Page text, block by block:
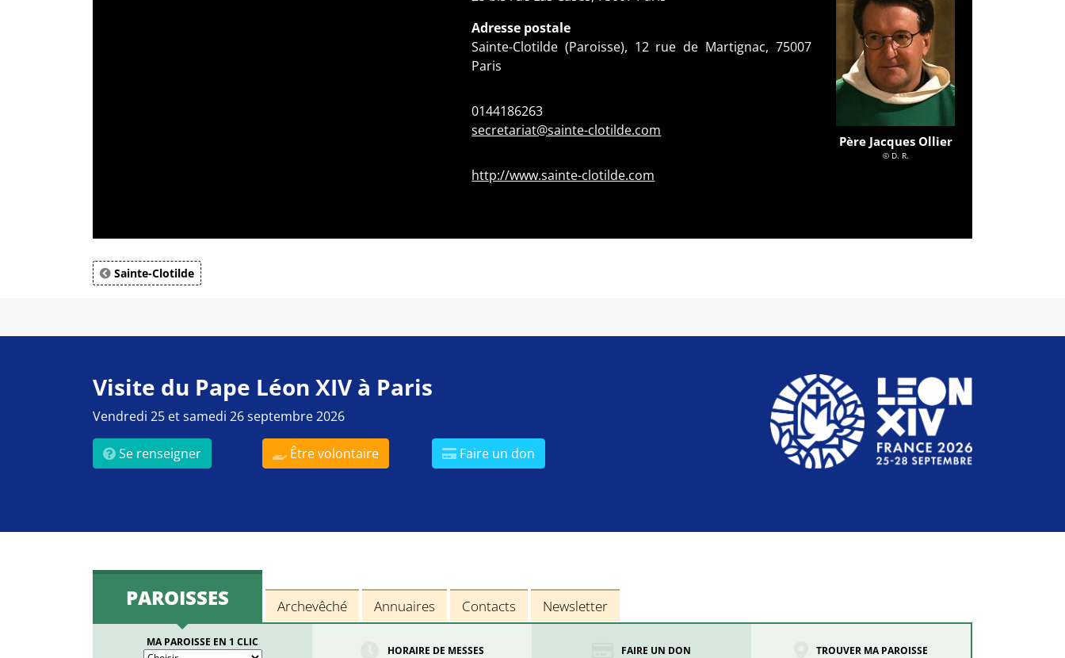
Adresse postale
Sainte-Clotilde (Paroisse), 12 rue de Martignac, 75007
Paris
0144186263
secretariat@sainte-clotilde.com
http://www.sainte-clotilde.com
Père Jacques Ollier
© D. R.
Sainte-Clotilde
Visite du Pape Léon XIV à Paris
Vendredi 25 et samedi 26 septembre 2026
Se renseigner Être volontaire Faire un don
PAROISSES Archevêché Annuaires Contacts Newsletter
MA PAROISSE EN 1 CLIC
HORAIRE DE MESSES FAIRE UN DON TROUVER MA PAROISSE